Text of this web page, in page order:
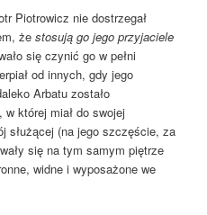
Piotrowicz nie dostrzegał
żestosują go jego przyjaciele
się czynić go w pełni
od innych, gdy jego
Arbatu zostało
w której miał do swojej
służącej (na jego szczęście, za
się na tym samym piętrze
widne i wyposażone we